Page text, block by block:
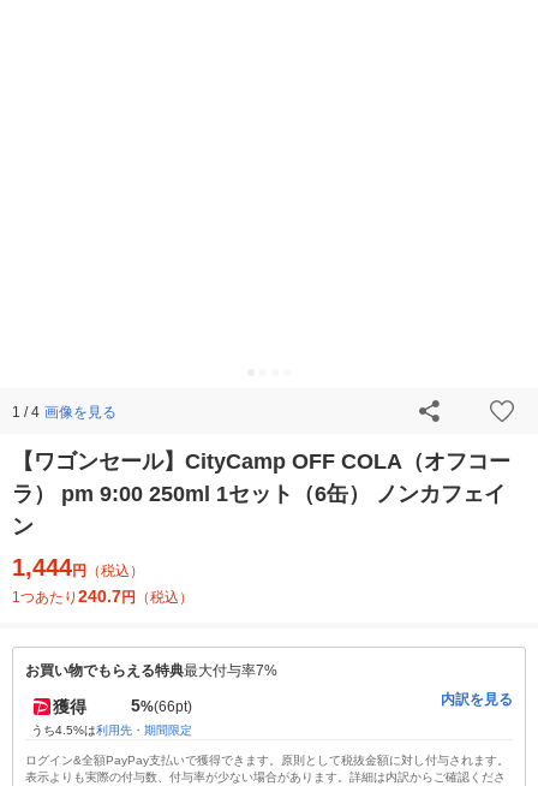
1 / 4 画像を見る
【ワゴンセール】CityCamp OFF COLA（オフコー
ラ） pm 9:00 250ml 1セット（6缶） ノンカフェイ
ン
1,444円
（税込）
1つあたり 240.7円 （税込）
お買い物でもらえる特典最大付与率7%
獲得 5%(66pt)
うち4.5%は利用先・期間限定
内訳を見る
ログイン&全額PayPay支払いで獲得できます。原則として税抜金額に対し付与されます。
表示よりも実際の付与数、付与率が少ない場合があります。詳細は内訳からご確認くださ